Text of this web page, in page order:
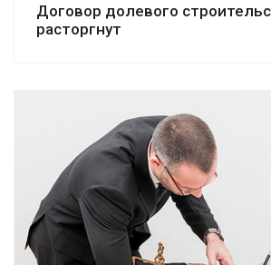
Договор долевого
расторгнут
Смотреть дело